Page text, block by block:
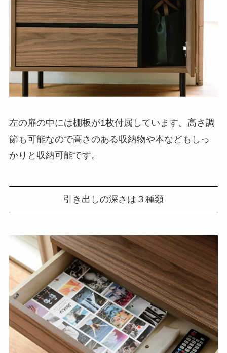
左の扉の中には棚板が1枚付属しています。高さ調
節も可能なので高さのある収納物や本などもしっ
かりと収納可能です。
引き出しの深さは３種類